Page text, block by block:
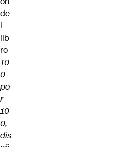
de
l
lib
ro
10
0
po
r
10
0,
dis